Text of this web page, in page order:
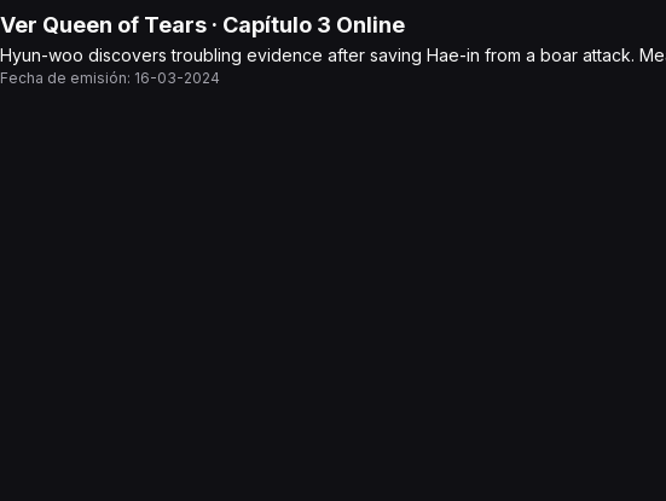
Ver Queen of Tears · Capítulo 3 Online
Hyun-woo discovers troubling evidence after saving Hae-in from a boar attack.
Fecha de emisión: 16-03-2024